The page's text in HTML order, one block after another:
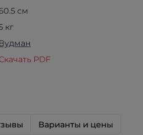
см
кг
Вудман
PDF
Варианты и цены